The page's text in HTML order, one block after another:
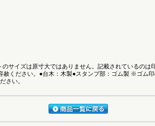
サイズは原寸大ではありません。記載されているの
ください。●台木：木製●スタンプ部：ゴム製 ※ゴム
さい。